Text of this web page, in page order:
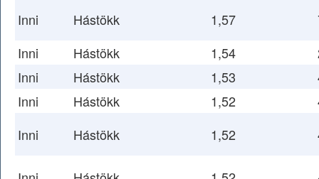
Inni Hástökk 1,57
Inni
Hástökk 1,54
Inni
Hástökk 1,53
Inni
Hástökk 1,52
Inni
Hástökk 1,52